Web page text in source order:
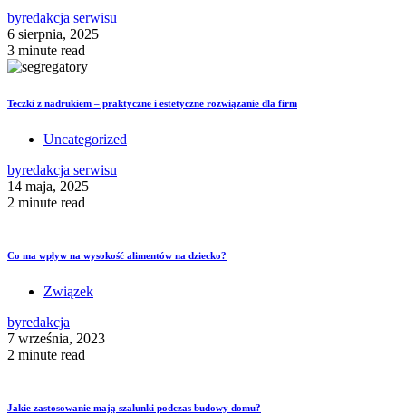
byredakcja serwisu
6 sierpnia, 2025
3 minute read
Teczki z nadrukiem – praktyczne i estetyczne rozwiązanie dla firm
Uncategorized
byredakcja serwisu
14 maja, 2025
2 minute read
Co ma wpływ na wysokość alimentów na dziecko?
Związek
byredakcja
7 września, 2023
2 minute read
Jakie zastosowanie mają szalunki podczas budowy domu?